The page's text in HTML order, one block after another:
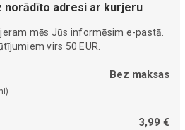
norādīto adresi ar kurjeru
mēs Jūs informēsim e-pastā.
virs 50 EUR.
Bez maksas
3,99 €